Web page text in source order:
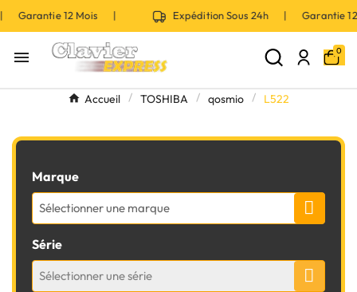
Garantie 12 Mois | Expédition Sous 24h | Garantie
 0
Accueil TOSHIBA qosmio L522
Marque
Sélectionner une marque
Série
Sélectionner une série